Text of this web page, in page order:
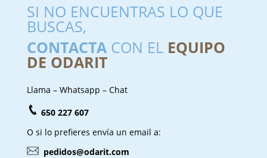
SI NO ENCUENTRAS LO QUE
BUSCAS,
CONTACTACON EL EQUIPO
DE ODARIT
Llama – Whatsapp – Chat
650 227 607
O si lo prefieres envía un email a:
pedidos@odarit.com